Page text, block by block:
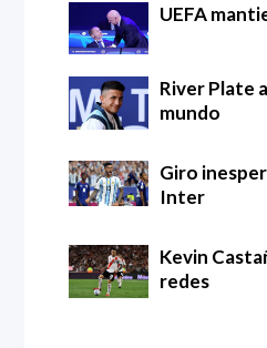
UEFA
River Plate
mundo
Giro
Inter
Kevin
redes